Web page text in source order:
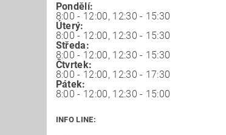
Pondělí:
8:00 - 12:00, 12:30 - 15:30
Úterý:
8:00 - 12:00, 12:30 - 15:30
Středa:
8:00 - 12:00, 12:30 - 15:30
Čtvrtek:
8:00 - 12:00, 12:30 - 17:30
Pátek:
8:00 - 12:00, 12:30 - 15:00
INFO LINE: